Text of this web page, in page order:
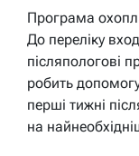
Програма
До переліку
післяпологові
робить
перші тижні
на